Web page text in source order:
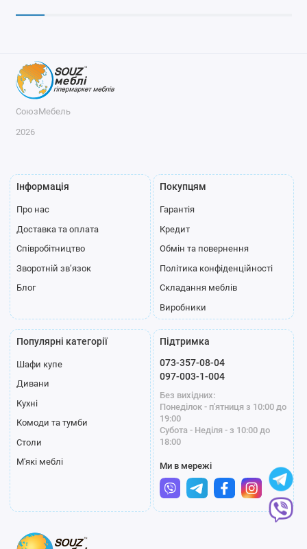
СоюзМебель
2026
Інформація
Про нас
Доставка та оплата
Співробітництво
Зворотній зв’язок
Блог
Покупцям
Гарантія
Кредит
Обмін та повернення
Політика конфіденційності
Складання меблів
Виробники
Популярні категорії
Шафи купе
Дивани
Кухні
Комоди та тумби
Столи
М'які меблі
Підтримка
073-357-08-04
097-003-1-004
Без вихідних:
Понеділок - п'ятниця з 10:00 до
19:00
Субота - Неділя - з 10:00 до
18:00
Ми в мережі